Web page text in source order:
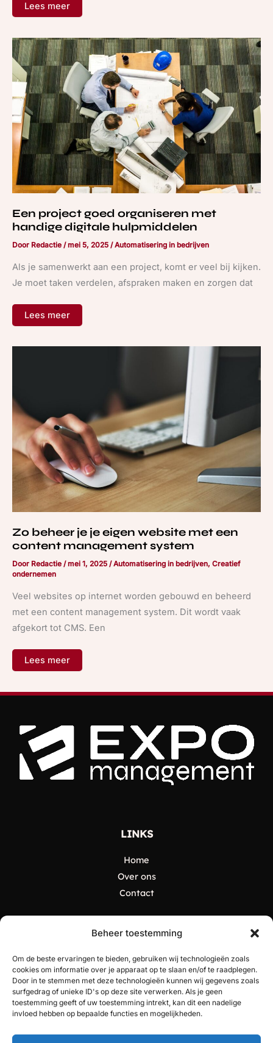
Beheer toestemming
Om de beste ervaringen te bieden, gebruiken wij technologieën zoals
cookies om informatie over je apparaat op te slaan en/of te raadplegen.
Door in te stemmen met deze technologieën kunnen wij gegevens zoals
surfgedrag of unieke ID's op deze site verwerken. Als je geen
toestemming geeft of uw toestemming intrekt, kan dit een nadelige
invloed hebben op bepaalde functies en mogelijkheden.
Lees meer
Een project goed organiseren met
handige digitale hulpmiddelen
Door Redactie /mei 5, 2025 /Automatisering in bedrijven
Als je samenwerkt aan een project, komt er veel bij kijken.
Je moet taken verdelen, afspraken maken en zorgen dat
Een
project
goed
organiseren
met
handige
digitale
hulpmiddelen
Lees meer
Zo beheer je je eigen website met een
content management system
Door Redactie /mei 1, 2025 /Automatisering in bedrijven, Creatief
ondernemen
Veel websites op internet worden gebouwd en beheerd
met een content management system. Dit wordt vaak
afgekort tot CMS. Een
met
een
content
management
system
Lees meer
LINKS
Home
Over ons
Contact
CATEGORIEËN
Algemeen
Creatief ondernemen
Evenementen en Beurzen
Finance
Marketing en Branding
Technologie en Innovaties